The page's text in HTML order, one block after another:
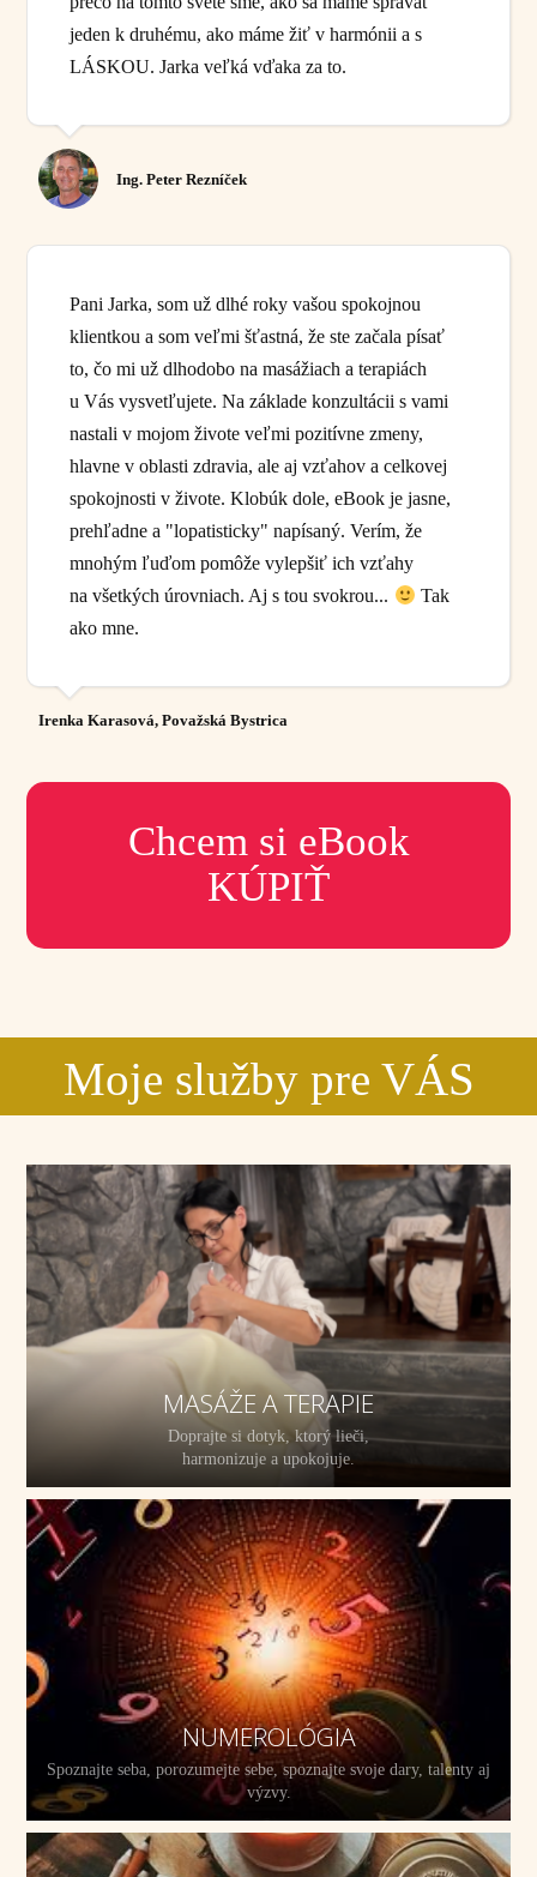
jeden k druhému, ako máme žiť v harmónii a s
LÁSKOU. Jarka veľká vďaka za to.
Ing. Peter Rezníček
Pani Jarka, som už dlhé roky vašou spokojnou
klientkou a som veľmi šťastná, že ste začala písať
to, čo mi už dlhodobo na masážiach a terapiách
u Vás vysvetľujete. Na základe konzultácii s vami
nastali v mojom živote veľmi pozitívne zmeny,
hlavne v oblasti zdravia, ale aj vzťahov a celkovej
spokojnosti v živote. Klobúk dole, eBook je jasne,
prehľadne a "lopatisticky" napísaný. Verím, že
mnohým ľuďom pomôže vylepšiť ich vzťahy
na všetkých úrovniach. Aj s tou svokrou...
Tak
ako mne.
Irenka Karasová, Považská Bystrica
Chcem si eBook
KÚPIŤ
Moje služby pre VÁS
MASÁŽE A TERAPIE
Doprajte si dotyk, ktorý lieči,
harmonizuje a upokojuje.
NUMEROLÓGIA
Spoznajte seba, porozumejte sebe, spoznajte svoje dary, talenty aj
výzvy.